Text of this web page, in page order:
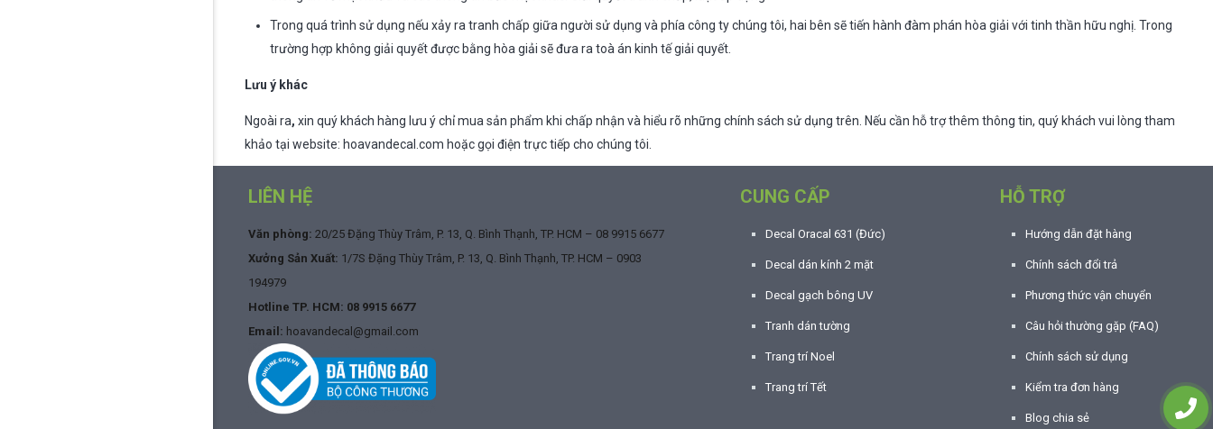
Trong quá trình sử dụng nếu xảy ra tranh chấp giữa người sử dụng và phía công ty chúng tôi, hai bên sẽ tiến hành đàm phán hòa giải với tinh thần hữu nghị. Trong
trường hợp không giải quyết được bằng hòa giải sẽ đưa ra toà án kinh tế giải quyết.
Lưu ý khác
Ngoài ra, xin quý khách hàng lưu ý chỉ mua sản phẩm khi chấp nhận và hiểu rõ những chính sách sử dụng trên. Nếu cần hỗ trợ thêm thông tin, quý khách vui lòng tham
khảo tại website: hoavandecal.com hoặc gọi điện trực tiếp cho chúng tôi.
LIÊN HỆ
Văn phòng: 20/25 Đặng Thùy Trâm, P. 13, Q. Bình Thạnh, TP. HCM – 08 9915 6677
Xưởng Sản Xuất: 1/7S Đặng Thùy Trâm, P. 13, Q. Bình Thạnh, TP. HCM – 0903
194979
Hotline TP. HCM: 08 9915 6677
Email: hoavandecal@gmail.com
CUNG CẤP
Decal Oracal 631 (Đức)
Decal dán kính 2 mặt
Decal gạch bông UV
Tranh dán tường
Trang trí Noel
Trang trí Tết
HỖ TRỢ
Hướng dẫn đặt hàng
Chính sách đổi trả
Phương thức vận chuyển
Câu hỏi thường gặp (FAQ)
Chính sách sử dụng
Kiểm tra đơn hàng
Blog chia sẻ